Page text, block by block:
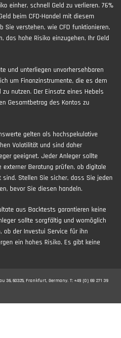
einher, schnell Geld zu verlieren. 76%
beim CFD-Handel mit diesem
Sie verstehen, wie CFD funktionieren,
das hohe Risiko einzugehen, Ihr Geld
und unterliegen unvorhersehbaren
um Finanzinstrumente, die es dem
nutzen. Der Einsatz eines Hebels
Gesamtbetrag des Kontos zu
gelten als hochspekulative
Volatilität und sind daher
geeignet. Jeder Anleger sollte
Beratung prüfen, ob digitale
Stellen Sie sicher, dass Sie jeden
bevor Sie diesen handeln.
aus Backtests garantieren keine
sollte sorgfältig und womöglich
ob der Investui Service für ihn
ein hohes Risiko. Es gibt keine
36, 60325, Frankfurt, Germany. T: +49 (0) 69 271 39